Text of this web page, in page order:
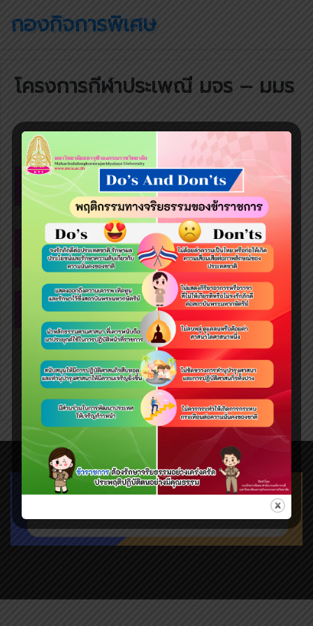
กองกิจการพิเศษ
โครงการกีฬาประเพณี มจร – มมร